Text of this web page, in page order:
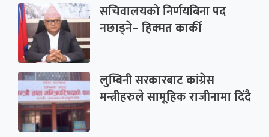
सचिवालयको निर्णयबिना पद
नछाड्ने– हिक्मत कार्की
लुम्बिनी सरकारबाट कांग्रेस
मन्त्रीहरुले सामूहिक राजीनामा दिंदै